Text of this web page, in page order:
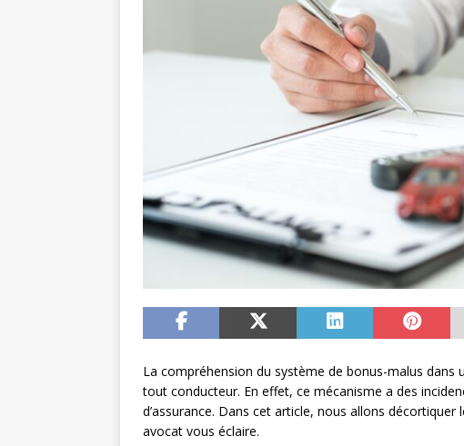
La compréhension du système de bonus-malus
tout conducteur. En effet, ce mécanisme a des
d’assurance. Dans cet article, nous allons
avocat vous éclaire.